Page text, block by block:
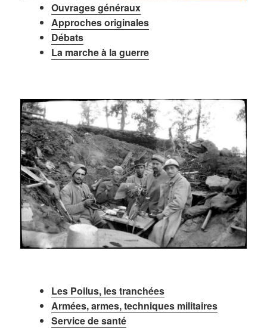
Ouvrages généraux
Approches originales
Débats
La marche à la guerre
Les Poilus, les tranchées
Armées, armes, techniques militaires
Service de santé